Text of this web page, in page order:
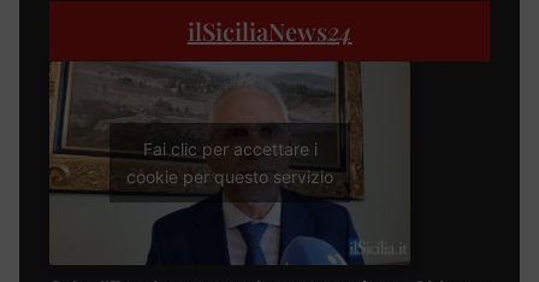
ilSiciliaNews24
Fai clic per accettare i
cookie per questo servizio